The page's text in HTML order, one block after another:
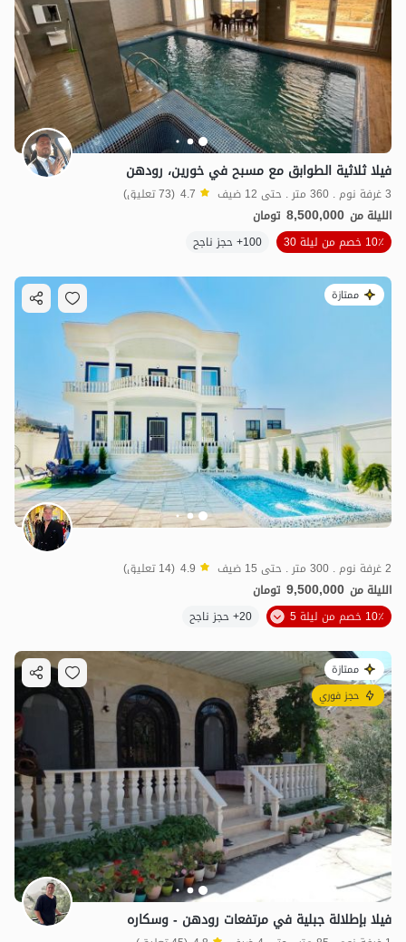
مليون ت 4.8
فيلا ثلاثية الطوابق مع مسبح في خورين، رودهن
3 غرفة نوم . 360 متر . حتى 12 ضيف 4.7 (73 تعليق)
الليلة من 8,500,000 تومان
10٪ خصم من ليلة 30
100+ حجز ناجح
ممتازة
2 غرفة نوم . 300 متر . حتى 15 ضيف 4.9 (14 تعليق)
الليلة من 9,500,000 تومان
10٪ خصم من ليلة 5
20+ حجز ناجح
ممتازة
حجز فوري
فيلا بإطلالة جبلية في مرتفعات رودهن - وسكاره